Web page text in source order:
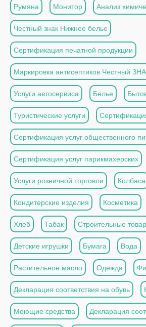
Румяна Монитор Анализ
Честный знак Нижнее белье
Сертификация печатной продукции
Маркировка антисептиков Честный
Услуги автосервиса Белье
Туристические услуги
Сертификация услуг общественного
Сертификация услуг парикмахерских
Услуги розничной торговли Колбаса
Кондитерские изделия Косметика
Хлеб Табак Строительные
Детские игрушки Бумага Вода
Растительное масло Одежда
Декларация соответствия на обувь
Моющие средства Декларация